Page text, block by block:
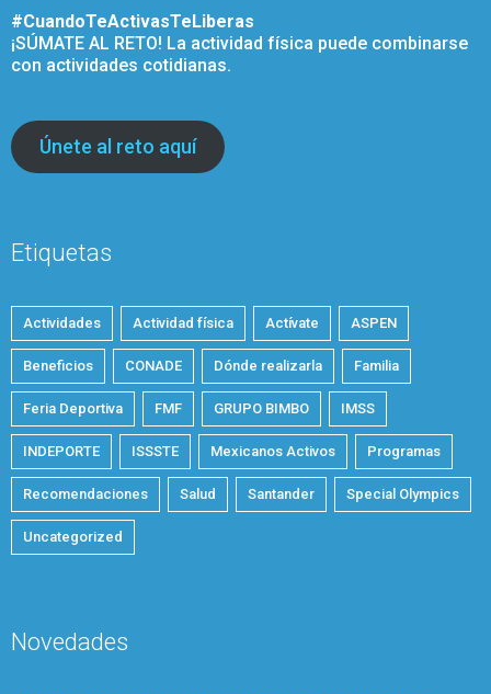
#CuandoTeActivasTeLiberas
¡SÚMATE AL RETO! La actividad física puede combinarse
con actividades cotidianas.
Únete al reto aquí
Etiquetas
Actividades Actividad física Actívate ASPEN
Beneficios CONADE Dónde realizarla Familia
Feria Deportiva FMF GRUPO BIMBO IMSS
INDEPORTE ISSSTE Mexicanos Activos Programas
Recomendaciones Salud Santander Special Olympics
Uncategorized
Novedades